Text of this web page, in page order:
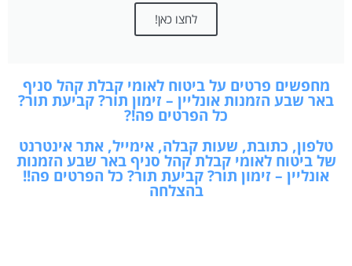
לחצו כאן!
מחפשים פרטים על ביטוח לאומי קבלת קהל סניף
באר שבע הזמנות אונליין – זימון תור? קביעת תור?
כל הפרטים פה!?
טלפון, כתובת, שעות קבלה, אימייל, אתר אינטרנט
של ביטוח לאומי קבלת קהל סניף באר שבע הזמנות
אונליין – זימון תור? קביעת תור? כל הפרטים פה!!
בהצלחה